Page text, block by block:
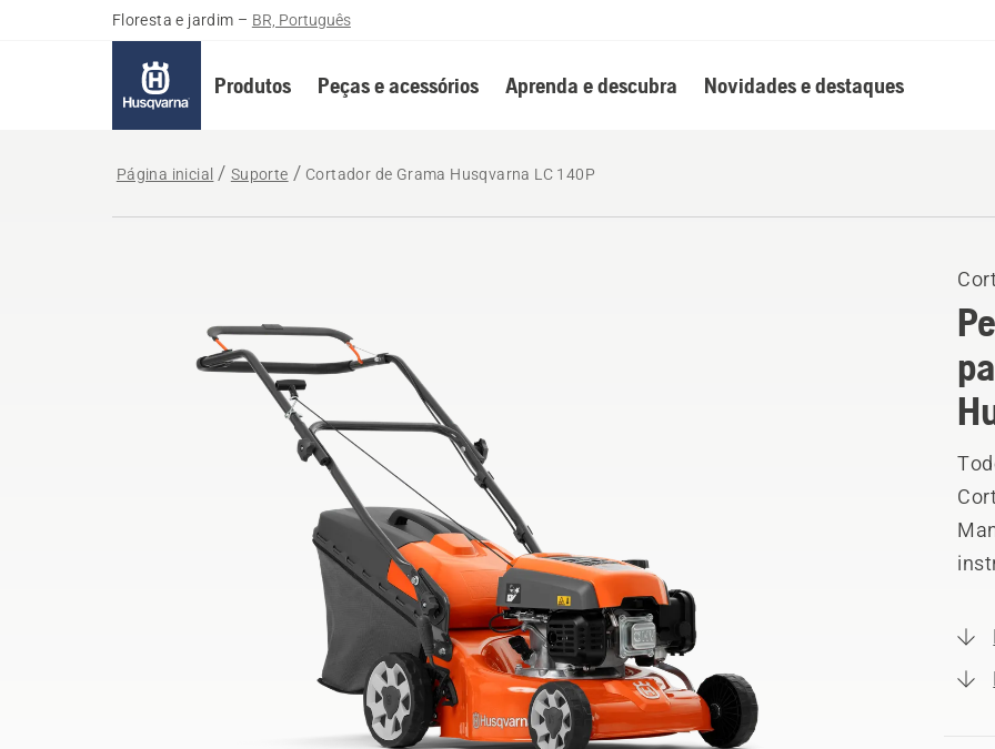
Floresta e jardim – BR, Português
Produtos Peças e acessórios Aprenda e descubra Novidades e destaques
Página inicial Suporte Cortador de Grama Husqvarna LC 140P